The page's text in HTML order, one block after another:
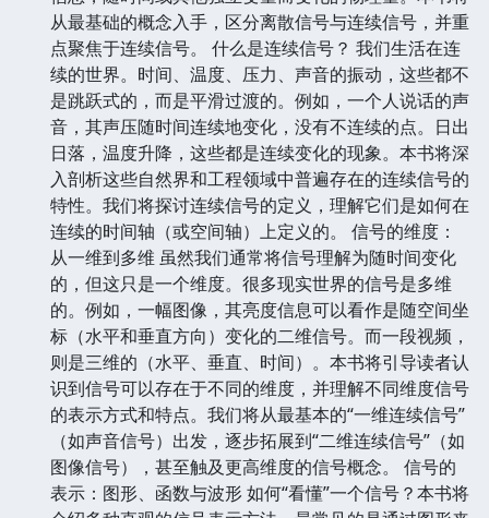
从最基础的概念入手，区分离散信号与连续信号，并重
点聚焦于连续信号。 什么是连续信号？ 我们生活在连
续的世界。时间、温度、压力、声音的振动，这些都不
是跳跃式的，而是平滑过渡的。例如，一个人说话的声
音，其声压随时间连续地变化，没有不连续的点。日出
日落，温度升降，这些都是连续变化的现象。本书将深
入剖析这些自然界和工程领域中普遍存在的连续信号的
特性。我们将探讨连续信号的定义，理解它们是如何在
连续的时间轴（或空间轴）上定义的。 信号的维度：
从一维到多维 虽然我们通常将信号理解为随时间变化
的，但这只是一个维度。很多现实世界的信号是多维
的。例如，一幅图像，其亮度信息可以看作是随空间坐
标（水平和垂直方向）变化的二维信号。而一段视频，
则是三维的（水平、垂直、时间）。本书将引导读者认
识到信号可以存在于不同的维度，并理解不同维度信号
的表示方式和特点。我们将从最基本的“一维连续信号”
（如声音信号）出发，逐步拓展到“二维连续信号”（如
图像信号），甚至触及更高维度的信号概念。 信号的
表示：图形、函数与波形 如何“看懂”一个信号？本书将